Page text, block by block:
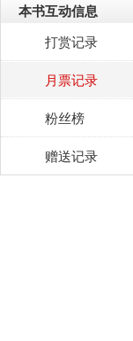
本书互动信息
打赏记录
月票记录
粉丝榜
赠送记录